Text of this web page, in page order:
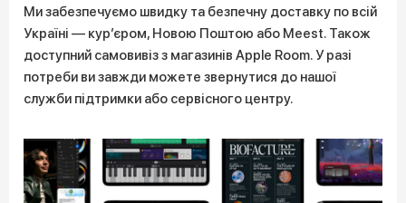
Ми забезпечуємо швидку та безпечну доставку по всій
Україні — курʼєром, Новою Поштою або Meest. Також
доступний самовивіз з магазинів Apple Room. У разі
потреби ви завжди можете звернутися до нашої
служби підтримки або сервісного центру.